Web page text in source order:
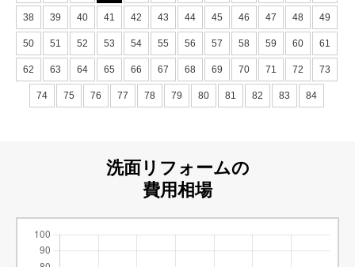
38 39 40 41 42 43 44 45 46 47 48 49
50 51 52 53 54 55 56 57 58 59 60 61
62 63 64 65 66 67 68 69 70 71 72 73
74 75 76 77 78 79 80 81 82 83 84
洗面リフォームの
費用相場